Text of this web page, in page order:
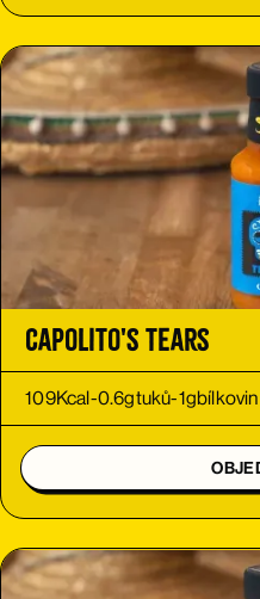
Capolito's Tears
109Kcal-0.6gtuků-1gbílkovin